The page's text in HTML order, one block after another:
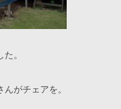
。
がチェアを。